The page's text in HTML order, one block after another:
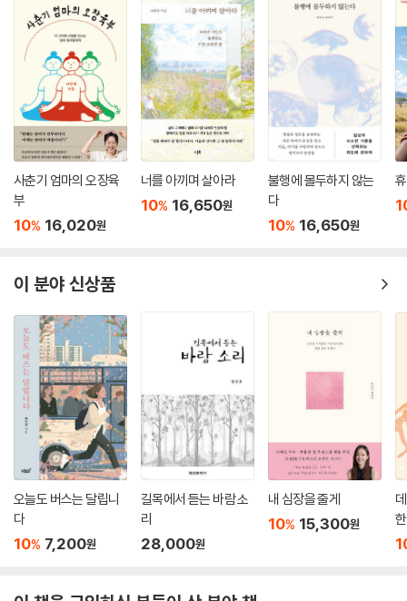
--- p.88
하지만 기쿠치 간이 지금까지 다카마쓰에서 존경받는 이유는 단순히 그가
가졌던 직함만이 아닌, 그의 행적에서 드러나는 인간에 대한 뜨거운 애정
덕분이다. 기쿠치 간이 만든 문학상은 천재 소설가이자 일찍 요절한 두 벗
아쿠타가와 류노스케(1892~1927)와 나오키 산주고(1891~1934)를
추모하는 의미를 담고 있으며, 잡지나 협회 활동을 통해 초기 일본 문단을
형성한 것도 후배들에게 더 나은 환경을 물려주기 위함이었다.
--- p.90
스승이었던 앙리 마티스나 동시대를 산 파블로 피카소의 유명세에는 미치
높은 문화를 선물하며 누구보다 고귀한 유산을 남겼다. 성공은 ‘세상을 조
머슨의 시는 화백을 위한 말이 아닐까. 그가 바란 대로 가가와현에서 태어
난 아이들의 잠재력이 현대 미술을 만나 저마다의 색으로 꽃 피리라 믿는
다.
--- p.104
즉흥적으로 그린 미완성 스케치는 무궁무진한 가능성을 품고 있었으며, 바
다를 그린 작품에는 마음을 정화하는 힘이 있었다. 검은 바위에 부서지는
코발트블루 색 물살, 그리고 모래사장을 덮는 에메랄드그린 빛 파도는 금
방이라도 액자 밖으로 흘러내릴 것만 같았다. 평화로운 청록색의 향연 덕
분인지 동화 속 한 장면을 여행한 기분이 들었다.
--- p.109
사춘기 엄마의 오장육
부
10% 16,020원
너를 아끼며 살아라
10% 16,650원
불행에 몰두하지 않는
다
10% 16,650원
이 분야 신상품
오늘도 버스는 달립니
다
10% 7,200원
길목에서 듣는 바람 소
리
28,000원
내 심장을 줄게
10% 15,300원